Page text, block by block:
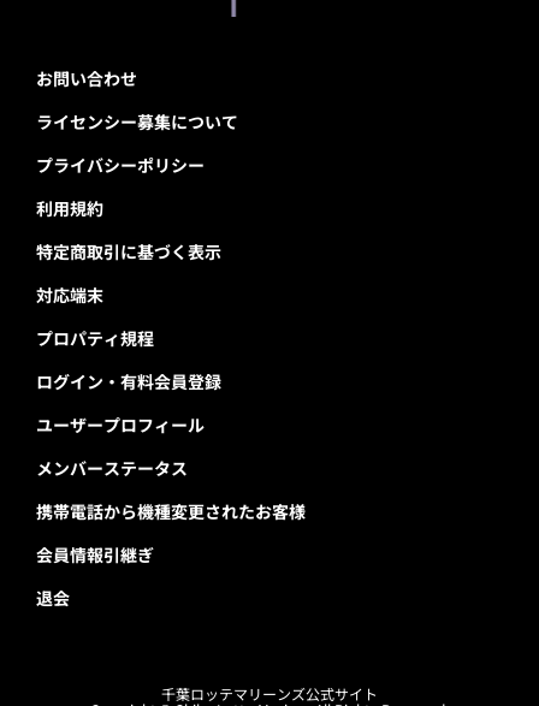
お問い合わせ
ライセンシー募集について
プライバシーポリシー
利用規約
特定商取引に基づく表示
対応端末
プロパティ規程
ログイン・有料会員登録
ユーザープロフィール
メンバーステータス
携帯電話から機種変更されたお客様
会員情報引継ぎ
退会
千葉ロッテマリーンズ公式サイト